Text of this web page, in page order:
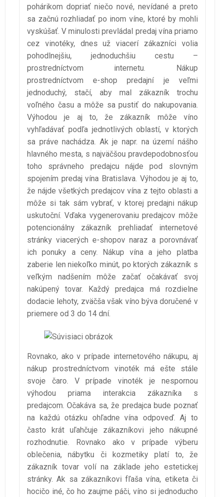
pohárikom dopriať niečo nové, nevídané a preto
sa začnú rozhliadať po inom víne, ktoré by mohli
vyskúšať. V minulosti prevládal predaj vína priamo
cez vinotéky, dnes už viacerí zákazníci volia
pohodlnejšiu, jednoduchšiu cestu –
prostredníctvom internetu. Nákup
prostredníctvom e-shop predajní je veľmi
jednoduchý, stačí, aby mal zákazník trochu
voľného času a môže sa pustiť do nakupovania.
Výhodou je aj to, že zákazník môže víno
vyhľadávať podľa jednotlivých oblastí, v ktorých
sa práve nachádza. Ak je napr. na území nášho
hlavného mesta, s najväčšou pravdepodobnosťou
toho správneho predajcu nájde pod slovným
spojením predaj vína Bratislava. Výhodou je aj to,
že nájde všetkých predajcov vína z tejto oblasti a
môže si tak sám vybrať, v ktorej predajni nákup
uskutoční. Vďaka vygenerovaniu predajcov môže
potencionálny zákazník prehliadať internetové
stránky viacerých e-shopov naraz a porovnávať
ich ponuky a ceny. Nákup vína a jeho platba
zaberie len niekoľko minút, po ktorých zákazník s
veľkým nadšením môže začať očakávať svoj
nakúpený tovar. Každý predajca má rozdielne
dodacie lehoty, zväčša však víno býva doručené v
priemere od 3 do 14 dní.
Rovnako, ako v prípade internetového nákupu, aj
nákup prostredníctvom vinoték má ešte stále
svoje čaro. V prípade vinoték je nespornou
výhodou priama interakcia zákazníka s
predajcom. Očakáva sa, že predajca bude poznať
na každú otázku ohľadne vína odpoveď. Aj to
často krát uľahčuje zákazníkovi jeho nákupné
rozhodnutie. Rovnako ako v prípade výberu
oblečenia, nábytku či kozmetiky platí to, že
zákazník tovar volí na základe jeho estetickej
stránky. Ak sa zákazníkovi fľaša vína, etiketa či
hocičo iné, čo ho zaujme páči, víno si jednoducho